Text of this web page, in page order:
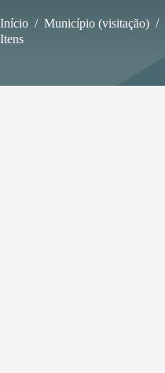
Início / Município (visitação) /
Itens